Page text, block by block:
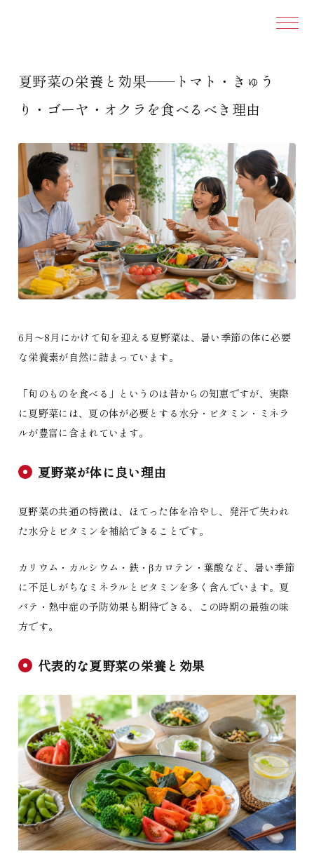
本文ま
夏野菜の栄養と効果——トマト・きゅう
り・ゴーヤ・オクラを食べるべき理由
6月〜8月にかけて旬を迎える夏野菜は、暑い季節の体に必要
な栄養素が自然に詰まっています。
「旬のものを食べる」というのは昔からの知恵ですが、実際
に夏野菜には、夏の体が必要とする水分・ビタミン・ミネラ
ルが豊富に含まれています。
夏野菜が体に良い理由
夏野菜の共通の特徴は、ほてった体を冷やし、発汗で失われ
た水分とビタミンを補給できることです。
カリウム・カルシウム・鉄・βカロテン・葉酸など、暑い季節
に不足しがちなミネラルとビタミンを多く含んでいます。夏
バテ・熱中症の予防効果も期待できる、この時期の最強の味
方です。
代表的な夏野菜の栄養と効果